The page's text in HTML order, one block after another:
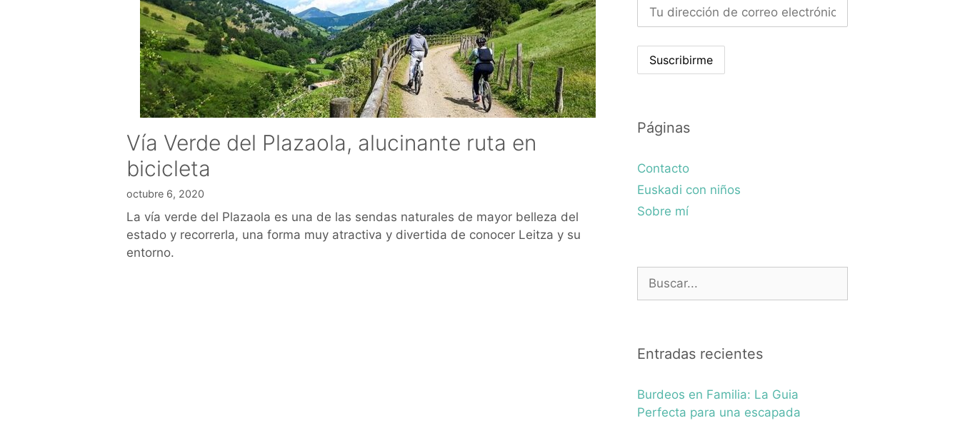
Vía Verde del Plazaola, alucinante ruta en
bicicleta
octubre 6, 2020
La vía verde del Plazaola es una de las sendas naturales de mayor belleza del
estado y recorrerla, una forma muy atractiva y divertida de conocer Leitza y su
entorno.
Páginas
Contacto
Euskadi con niños
Sobre mí
Entradas recientes
Burdeos en Familia: La Guia
Perfecta para una escapada